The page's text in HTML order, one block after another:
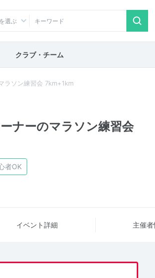
選ぶ
クラブ・チーム
ラソン練習会 7km+1km
ナーのマラソン練習会
者OK
イベント詳細 主催者